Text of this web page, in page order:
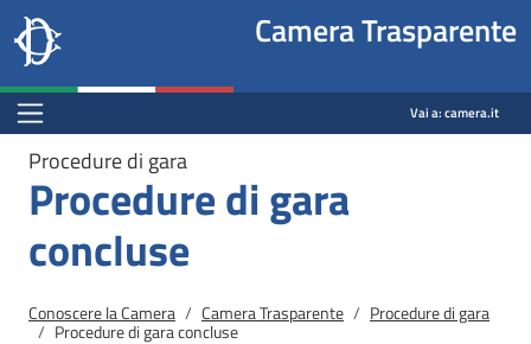
Salta al contenuto principale
Salta al menu di navigazione
Site
header
block
Camera dei deputati
Camera Trasparente
Menu Bar block
Vai a:camera.it
Procedure di gara
Procedure di gara
concluse
Briciole di pane
Conoscere la Camera Camera Trasparente Procedure di gara
Procedure di gara concluse
Fine pagina
Salta al contenuto principale
Salta al menu di navigazione
Vai a inizio pagina